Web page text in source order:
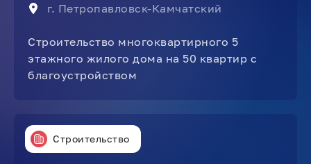
г. Петропавловск-Камчатский
Строительство многоквартирного 5
этажного жилого дома на 50 квартир с
благоустройством
Строительство